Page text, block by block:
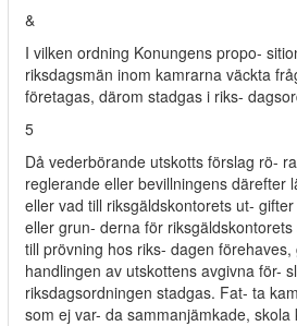
&
I vilken ordning Konungens propo-
riksdagsmän inom kamrarna väckta
företagas, därom stadgas i riks-
5
Då vederbörande utskotts förslag rö-
reglerande eller bevillningens därefter
eller vad till riksgäldskontorets ut-
eller grun- derna för
till prövning hos riks- dagen
handlingen av utskottens avgivna för-
riksdagsordningen stadgas. Fat- ta
som ej var- da sammanjämkade, skola